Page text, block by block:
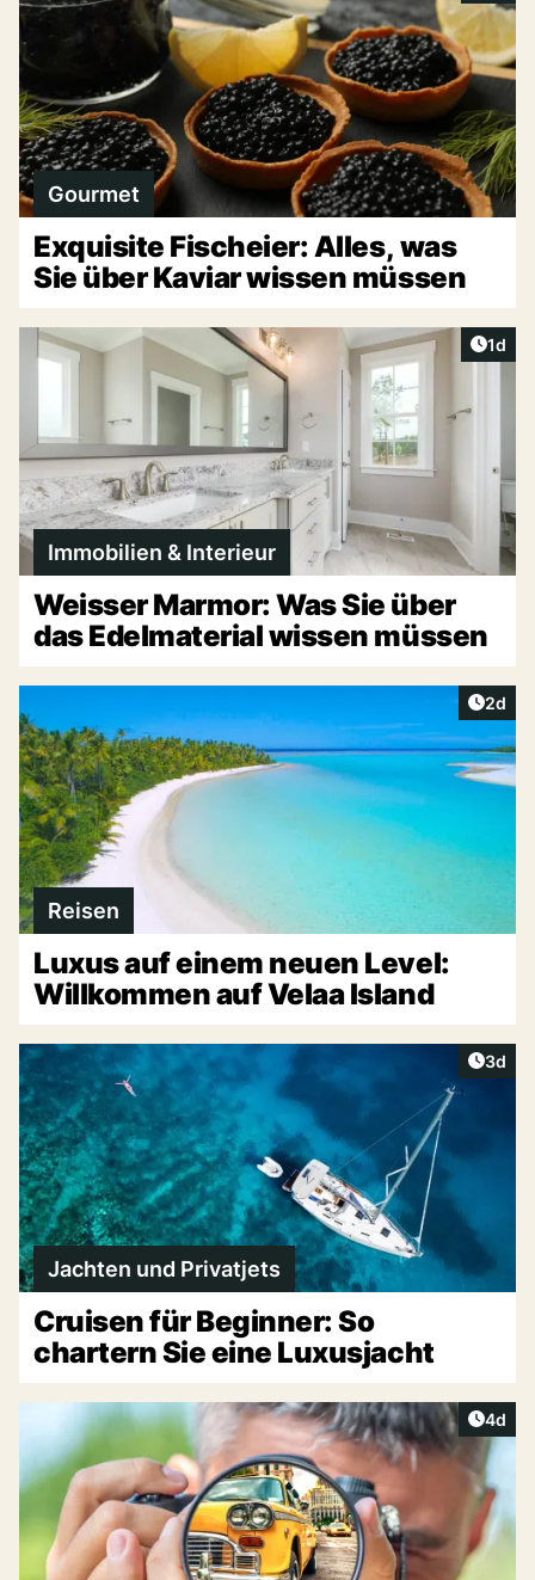
Gourmet
Exquisite Fischeier: Alles, was
Sie über Kaviar wissen müssen
1d
Immobilien & Interieur
Weisser Marmor: Was Sie über
das Edelmaterial wissen müssen
2d
Reisen
Luxus auf einem neuen Level:
Willkommen auf Velaa Island
3d
Jachten und Privatjets
Cruisen für Beginner: So
chartern Sie eine Luxusjacht
4d